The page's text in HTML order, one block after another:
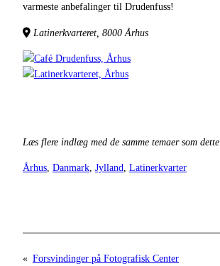
varmeste anbefalinger til Drudenfuss!
Latinerkvarteret, 8000 Århus
Læs flere indlæg med de samme temaer som
Århus Danmark Jylland Latinerkvarter
« Forsvindinger på Fotografisk Center